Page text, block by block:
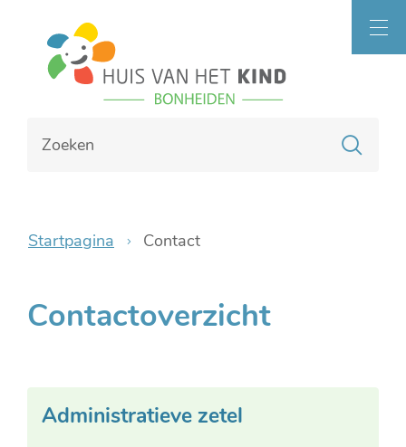
Bonheiden
kunnen
Startpagina Contact
Contactoverzicht
Contact
Administratieve zetel